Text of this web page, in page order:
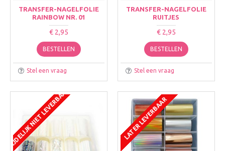
TRANSFER-NAGELFOLIE
RAINBOW NR. 01
€ 2,95
BESTELLEN
Stel een vraag
TRANSFER-NAGELFOLIE
RUITJES
€ 2,95
BESTELLEN
Stel een vraag
TIJDELIJK NIET LEVERBAAR LATER LEVERBAAR